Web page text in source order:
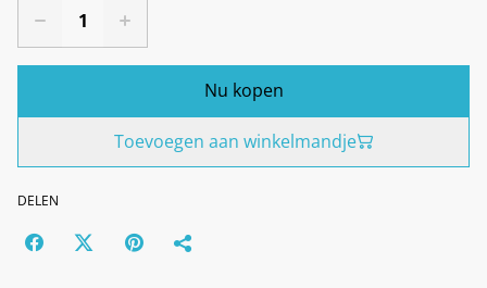
Nu kopen
Toevoegen aan winkelmandje
DELEN